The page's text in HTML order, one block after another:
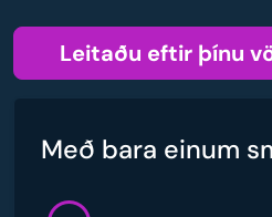
Leitaðu eftir þínu
Með bara einum